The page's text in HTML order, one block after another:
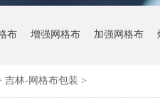
布 增强网格布 加强网格布
吉林-网格布包装 >